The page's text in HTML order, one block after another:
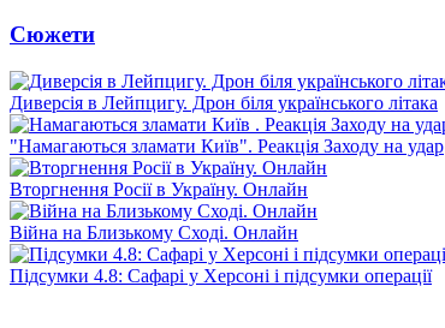
Сюжети
Диверсія в Лейпцигу. Дрон біля українського літака
"Намагаються зламати Київ". Реакція Заходу на удар
Вторгнення Росії в Україну. Онлайн
Війна на Близькому Сході. Онлайн
Підсумки 4.8: Сафарі у Херсоні і підсумки операції